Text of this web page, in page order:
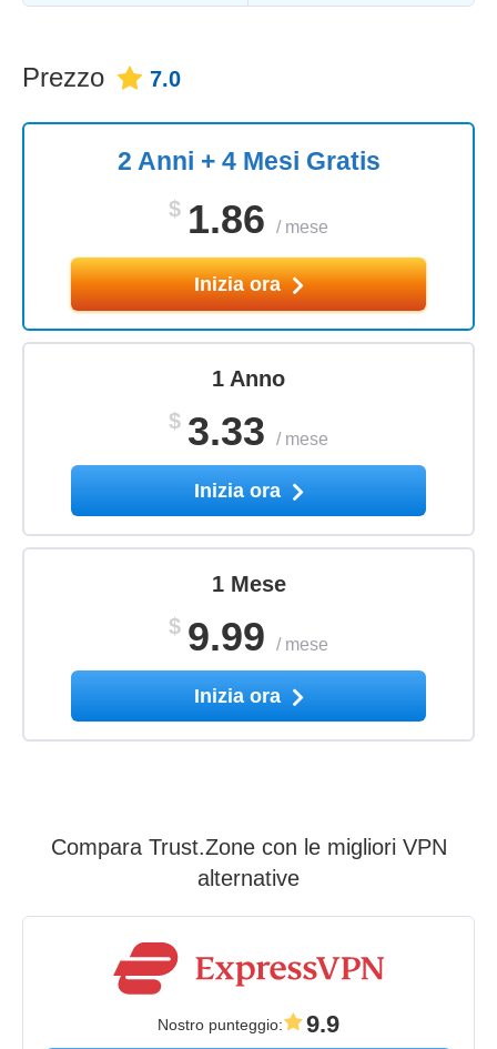
Prezzo 7.0
2 Anni + 4 Mesi Gratis
$ 1.86 / mese
Inizia ora
1 Anno
$ 3.33 / mese
Inizia ora
1 Mese
$ 9.99 / mese
Inizia ora
Compara Trust.Zone con le migliori VPN
alternative
Nostro punteggio: 9.9